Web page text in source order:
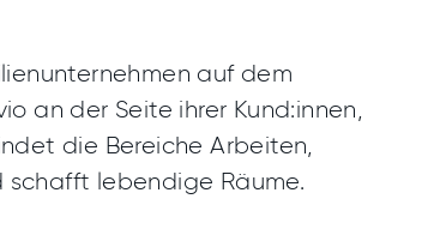
auf dem
an der Seite ihrer Kund:innen,
die Bereiche Arbeiten,
schafft lebendige Räume.